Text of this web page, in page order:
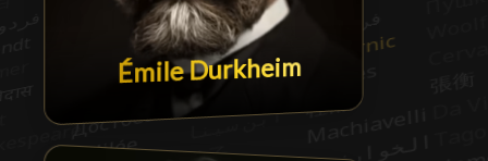
Émile Durkheim